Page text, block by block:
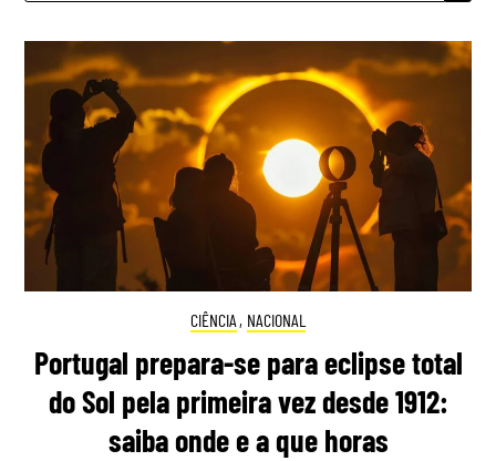
CIÊNCIA , NACIONAL
Portugal prepara-se para eclipse total
do Sol pela primeira vez desde 1912:
saiba onde e a que horas